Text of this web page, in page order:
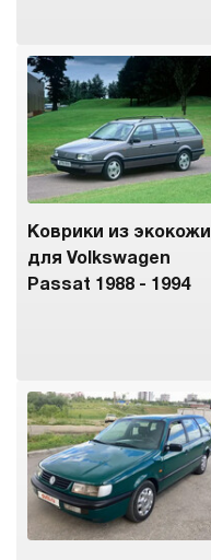
Коврики из экокожи
для Volkswagen
Passat 1988 - 1994